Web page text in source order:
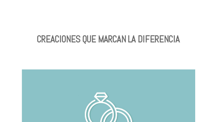
CREACIONES QUE MARCAN LA DIFERENCIA